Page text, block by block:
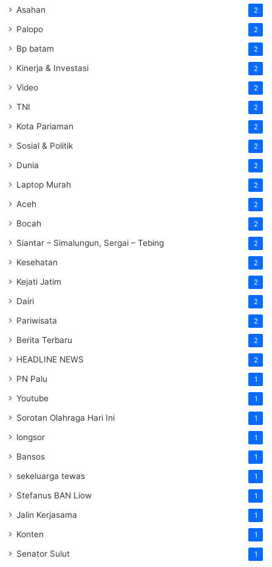
Asahan 2
Palopo 2
Bp batam 2
Kinerja & Investasi 2
Video 2
TNI 2
Kota Pariaman 2
Sosial & Politik 2
Dunia 2
Laptop Murah 2
Aceh 2
Bocah 2
Siantar – Simalungun, Sergai – Tebing 2
Kesehatan 2
Kejati Jatim 2
Dairi 2
Pariwisata 2
Berita Terbaru 2
HEADLINE NEWS 2
PN Palu 1
Youtube 1
Sorotan Olahraga Hari Ini 1
longsor 1
Bansos 1
sekeluarga tewas 1
Stefanus BAN Liow 1
Jalin Kerjasama 1
Konten 1
Senator Sulut 1